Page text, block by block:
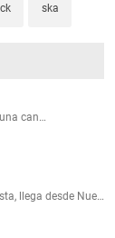
ska
can…
llega desde Nue…